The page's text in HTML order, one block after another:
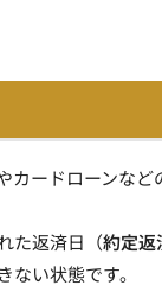
カードローンなど
た返済日（約定返
ない状態です。